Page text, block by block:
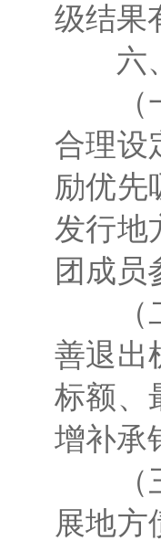
级结果
六、
（一
合理设
励优先
发行地
团成员
（二
善退出
标额、
增补承
（三
展地方